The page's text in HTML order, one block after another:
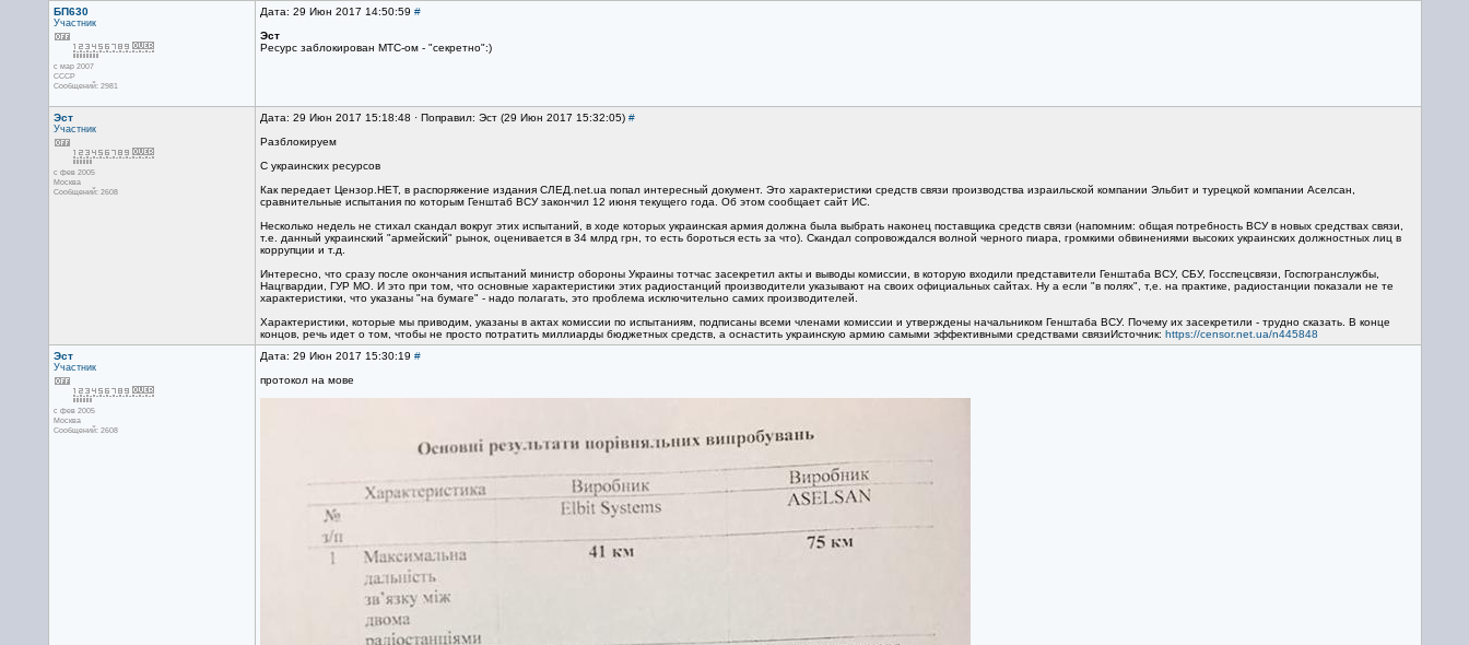
БП630
Участник
с мар 2007
CCCP
Сообщений: 2981
Дата: 29 Июн 2017 14:50:59 #
Эст
Ресурс заблокирован МТС-ом - "секретно":)
Эст
Участник
с фев 2005
Москва
Сообщений: 2608
Дата: 29 Июн 2017 15:18:48 · Поправил: Эст (29 Июн 2017 15:32:05) #
Разблокируем
С украинских ресурсов
Как передает Цензор.НЕТ, в распоряжение издания СЛЕД.net.ua попал интересный документ. Это характеристики средств связи производства израильской компании Эльбит и турецкой компании Аселсан,
сравнительные испытания по которым Генштаб ВСУ закончил 12 июня текущего года. Об этом сообщает сайт ИС.
Несколько недель не стихал скандал вокруг этих испытаний, в ходе которых украинская армия должна была выбрать наконец поставщика средств связи (напомним: общая потребность ВСУ в новых средствах связи,
т.е. данный украинский "армейский" рынок, оценивается в 34 млрд грн, то есть бороться есть за что). Скандал сопровождался волной черного пиара, громкими обвинениями высоких украинских должностных лиц в
коррупции и т.д.
Интересно, что сразу после окончания испытаний министр обороны Украины тотчас засекретил акты и выводы комиссии, в которую входили представители Генштаба ВСУ, СБУ, Госспецсвязи, Госпогранслужбы,
Нацгвардии, ГУР МО. И это при том, что основные характеристики этих радиостанций производители указывают на своих официальных сайтах. Ну а если "в полях", т,е. на практике, радиостанции показали не те
характеристики, что указаны "на бумаге" - надо полагать, это проблема исключительно самих производителей.
Характеристики, которые мы приводим, указаны в актах комиссии по испытаниям, подписаны всеми членами комиссии и утверждены начальником Генштаба ВСУ. Почему их засекретили - трудно сказать. В конце
концов, речь идет о том, чтобы не просто потратить миллиарды бюджетных средств, а оснастить украинскую армию самыми эффективными средствами связиИсточник: https://censor.net.ua/n445848
Эст
Участник
с фев 2005
Москва
Сообщений: 2608
Дата: 29 Июн 2017 15:30:19 #
протокол на мове